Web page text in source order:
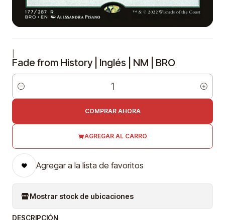
Fade from History | Inglés | NM | BRO
Cantidad
AGREGAR AL CARRO
COMPRAR AHORA
Agregar a la lista de favoritos
Mostrar stock de ubicaciones
DESCRIPCIÓN